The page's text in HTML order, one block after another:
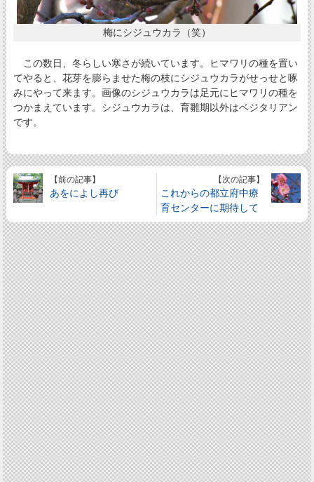
梅にシジュウカラ（笑）
この数日、冬らしい寒さが続いています。ヒマワリの種を置い
てやると、花芽を膨らませた梅の枝にシジュウカラがせっせと啄
みにやって来ます。画像のシジュウカラは足元にヒマワリの種を
つかまえています。シジュウカラは、育雛期以外はベジタリアン
です。
【前の記事】
あをによし再び
【次の記事】
これからの都立府中療
育センターに期待して